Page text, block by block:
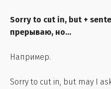
Sorry to cut in, but +
прерываю, но...
Например.
Sorry to cut in, but may I